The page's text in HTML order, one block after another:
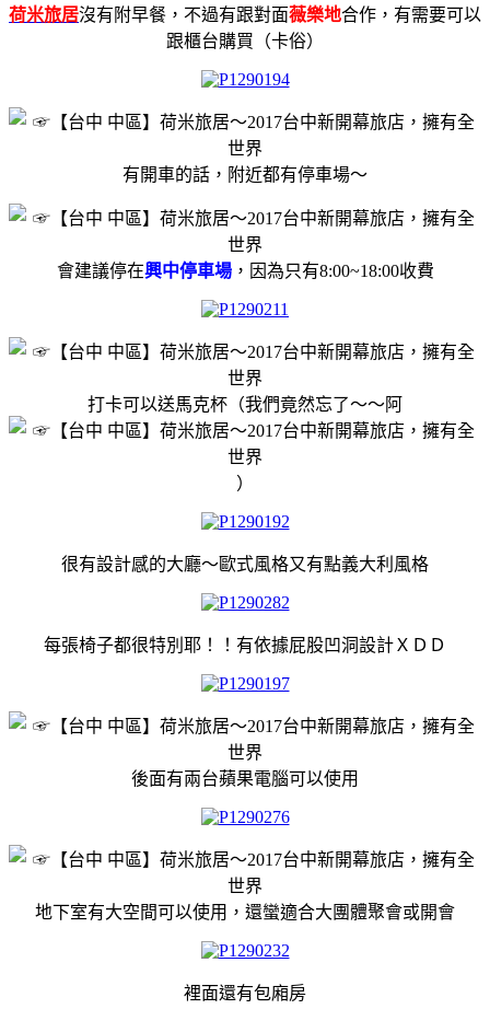
荷米旅居沒有附早餐，不過有跟對面薇樂地合作，有需要可以
跟櫃台購買（卡俗）
有開車的話，附近都有停車場～
會建議停在興中停車場，因為只有8:00~18:00收費
打卡可以送馬克杯（我們竟然忘了～～阿
）
很有設計感的大廳～歐式風格又有點義大利風格
每張椅子都很特別耶！！有依據屁股凹洞設計ＸＤＤ
後面有兩台蘋果電腦可以使用
地下室有大空間可以使用，還蠻適合大團體聚會或開會
裡面還有包廂房